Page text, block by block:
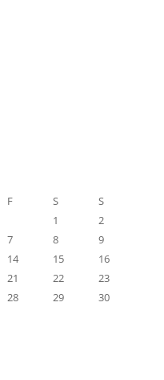
F S
S
1
2
7 8
9
14 15
16
21 22
23
28 29
30